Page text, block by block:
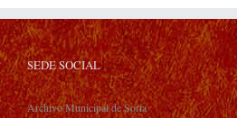
SEDE SOCIAL
Archivo Municipal de Soria